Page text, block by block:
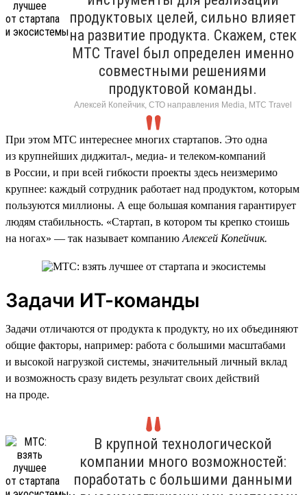
продуктовых целей, сильно влияет
на развитие продукта. Скажем, стек
МТС Travel был определен именно
совместными решениями
продуктовой команды.
Алексей Копейчик, СТО направления Media, МТС Travel
При этом МТС интереснее многих стартапов. Это одна
из крупнейших диджитал-, медиа- и телеком-компаний
в России, и при всей гибкости проекты здесь неизмеримо
крупнее: каждый сотрудник работает над продуктом, которым
пользуются миллионы. А еще большая компания гарантирует
людям стабильность. «Стартап, в котором ты крепко стоишь
на ногах» — так называет компанию Алексей Копейчик.
Задачи ИТ-команды
Задачи отличаются от продукта к продукту, но их объединяют
общие факторы, например: работа с большими масштабами
и высокой нагрузкой системы, значительный личный вклад
и возможность сразу видеть результат своих действий
на проде.
В крупной технологической
компании много возможностей:
поработать с большими данными